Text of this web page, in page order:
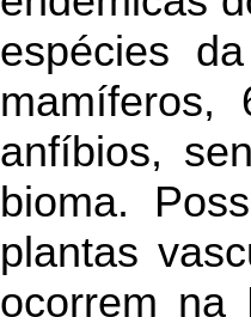
espécies
anfíbios,
bioma.
plantas
ocorrem na